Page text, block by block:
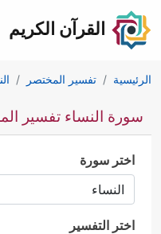
القرآن الكريم
الرئيسية تفسير المختصر
سورة النساء تفسير
اختر سورة
اختر التفسير